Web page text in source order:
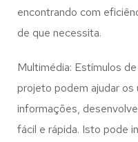
encontrando com
de que necessita.
Multimédia: Estímulos
projeto podem ajudar os
informações,
fácil e rápida. Isto pode